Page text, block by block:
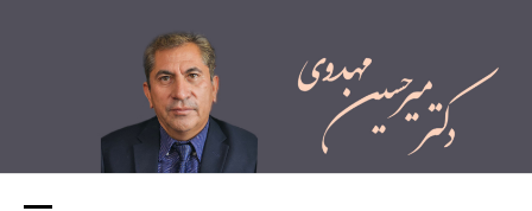
وبسایت شخصی دکتر میرحسین
مهدوی